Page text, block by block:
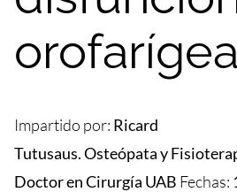
orofarígea
Impartido por: Ricard
Tutusaus. Osteópata y
Doctor en Cirurgía UAB Fechas: